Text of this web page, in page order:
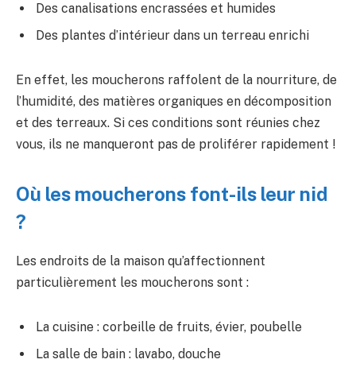
Des canalisations encrassées et humides
Des plantes d’intérieur dans un terreau enrichi
En effet, les moucherons raffolent de la nourriture, de
l’humidité, des matières organiques en décomposition
et des terreaux. Si ces conditions sont réunies chez
vous, ils ne manqueront pas de proliférer rapidement !
Où les moucherons font-ils leur nid
?
Les endroits de la maison qu’affectionnent
particulièrement les moucherons sont :
La cuisine : corbeille de fruits, évier, poubelle
La salle de bain : lavabo, douche